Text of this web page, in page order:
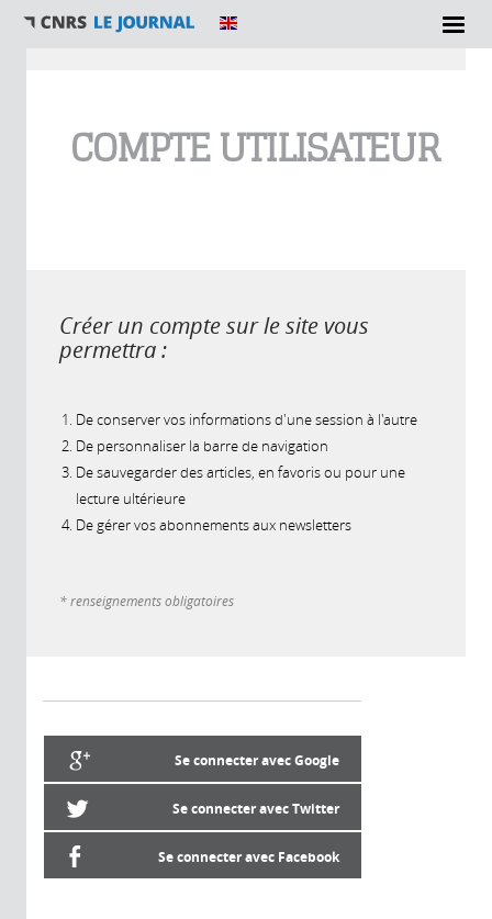
COMPTE UTILISATEUR
Créer un compte sur le site vous
permettra :
De conserver vos informations d'une session à l'autre
De personnaliser la barre de navigation
De sauvegarder des articles, en favoris ou pour une
lecture ultérieure
De gérer vos abonnements aux newsletters
* renseignements obligatoires
Se connecter avec Google
Se connecter avec Twitter
Se connecter avec Facebook